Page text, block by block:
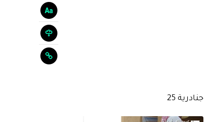
جنادرية 25